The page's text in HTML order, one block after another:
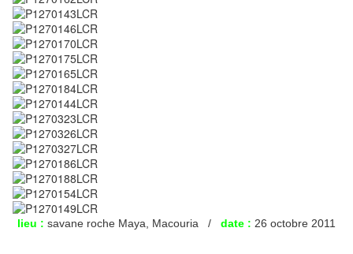
lieu : savane roche Maya, Macouria / date : 26 octobre 2011